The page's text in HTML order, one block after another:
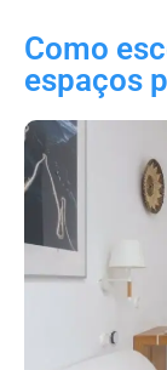
Como
espaços